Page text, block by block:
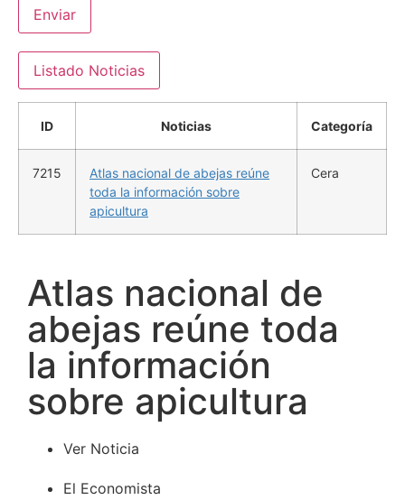
Enviar
Listado Noticias
ID Noticias Categoría
7215
Atlas nacional de abejas reúne
toda la información sobre
apicultura
Cera
Atlas nacional de
abejas reúne toda
la información
sobre apicultura
Ver Noticia
El Economista